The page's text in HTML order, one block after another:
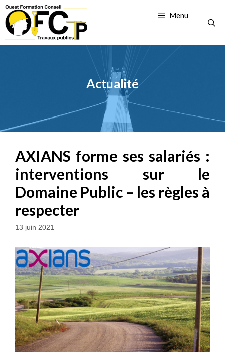
Menu
Actualité
AXIANS forme ses salariés :
interventions sur le
Domaine Public – les règles à
respecter
13 juin 2021